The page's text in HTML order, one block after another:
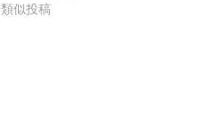
類似投稿